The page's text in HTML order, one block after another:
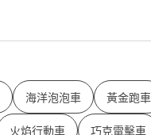
海洋泡泡車 黃金跑車
火焰行動車 巧克電擊車